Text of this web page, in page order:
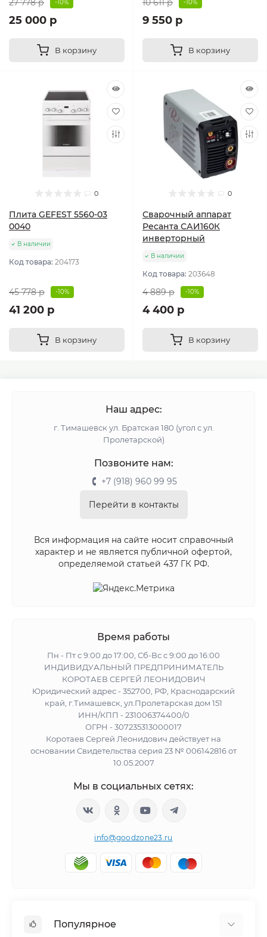
-10%
25 000 р
В корзину
-10%
9 550 р
В корзину
0
Плита GEFEST 5560-03
0040
В наличии
Код товара: 204173
45 778 р -10%
41 200 р
В корзину
0
Сварочный аппарат
Ресанта САИ160К
инверторный
В наличии
Код товара: 203648
4 889 р -10%
4 400 р
В корзину
Наш адрес:
г. Тимашевск ул. Братская 180 (угол с ул.
Пролетарской)
Позвоните нам:
+7 (918) 960 99 95
Перейти в контакты
Вся информация на сайте носит справочный
характер и не является публичной офертой,
определяемой статьей 437 ГК РФ.
Время работы
Пн - Пт с 9:00 до 17:00, Сб-Вс с 9:00 до 16:00
ИНДИВИДУАЛЬНЫЙ ПРЕДПРИНИМАТЕЛЬ
КОРОТАЕВ СЕРГЕЙ ЛЕОНИДОВИЧ
Юридический адрес - 352700, РФ, Краснодарский
край, г.Тимашевск, ул.Пролетарская дом 151
ИНН/КПП - 231006374400/0
ОГРН - 307235313000017
Коротаев Сергей Леонидович действует на
основании Свидетельства серия 23 № 006142816 от
10.05.2007
Мы в социальных сетях:
info@goodzone23.ru
Популярное